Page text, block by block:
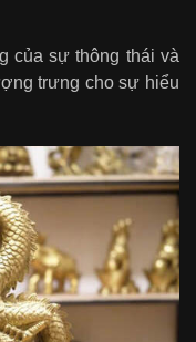
của sự thông thái và
trưng cho sự hiểu